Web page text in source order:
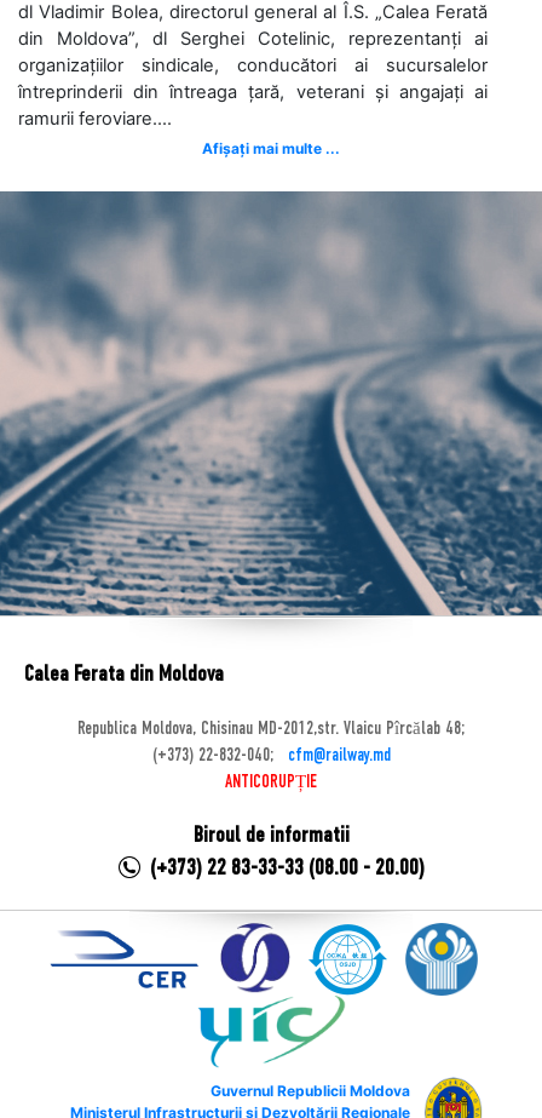
dl Vladimir Bolea, directorul general al Î.S. „Calea Ferată
din Moldova”, dl Serghei Cotelinic, reprezentanți ai
organizațiilor sindicale, conducători ai sucursalelor
întreprinderii din întreaga țară, veterani și angajați ai
ramurii feroviare....
Afișați mai multe ...
Calea Ferata din Moldova
Republica Moldova, Chisinau MD-2012,str. Vlaicu Pîrcălab 48;
(+373) 22-832-040;
cfm@railway.md
ANTICORUPȚIE
Biroul de informatii
(+373) 22 83-33-33 (08.00 - 20.00)
Guvernul Republicii Moldova
Ministerul Infrastructurii și Dezvoltării Regionale